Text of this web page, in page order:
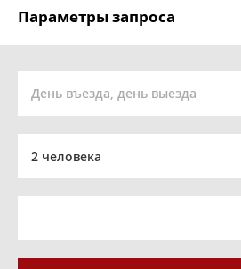
Параметры запроса
День въезда, день выезда
2 человека